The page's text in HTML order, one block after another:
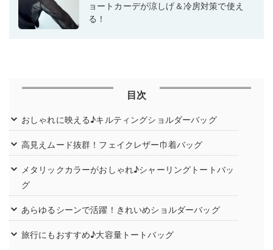
ョートカーデが涼しげ＆冷房対策で使え
る！
目次
おしゃれに映える♪キルティングショルダーバッグ
高見えムード抜群！フェイクレザー巾着バッグ
メタリックカラーがおしゃれ♪シャーリングトートバッ
グ
あらゆるシーンで活躍！きれいめショルダーバッグ
旅行にもおすすめ♪大容量トートバッグ